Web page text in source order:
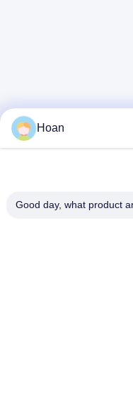
Hoan
Good day, what product